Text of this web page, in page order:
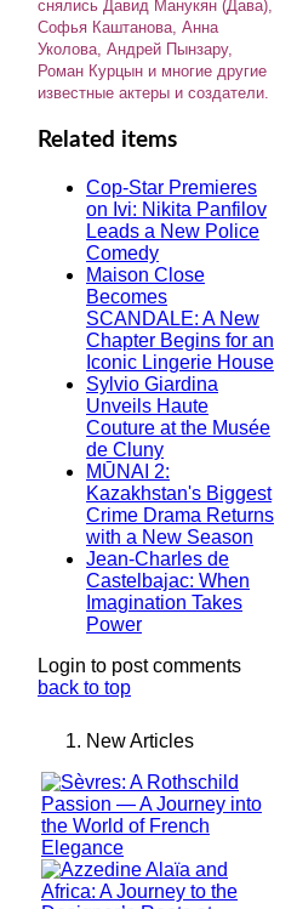
снялись Давид Манукян (Дава),
Софья Каштанова, Анна
Уколова, Андрей Пынзару,
Роман Курцын и многие другие
известные актеры и создатели.
Related items
Cop-Star Premieres
on Ivi: Nikita Panfilov
Leads a New Police
Comedy
Maison Close
Becomes
SCANDALE: A New
Chapter Begins for an
Iconic Lingerie House
Sylvio Giardina
Unveils Haute
Couture at the Musée
de Cluny
MŪNAI 2:
Kazakhstan's Biggest
Crime Drama Returns
with a New Season
Jean-Charles de
Castelbajac: When
Imagination Takes
Power
Login to post comments
back to top
New Articles